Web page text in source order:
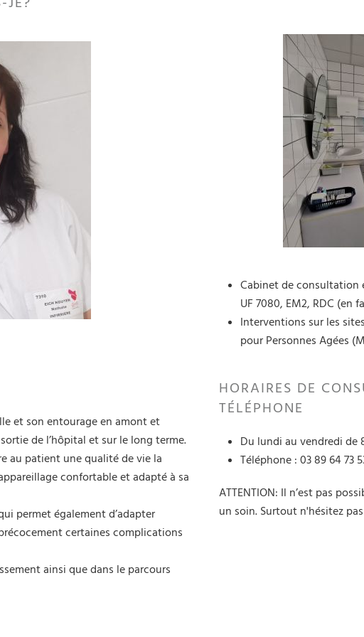
Cabinet de consultation
UF 7080, EM2, RDC (en
Interventions sur les
pour Personnes Agées
et son entourage en amont et
de l’hôpital et sur le long terme.
au patient une qualité de vie la
confortable et adapté à sa
permet également d’adapter
certaines complications
ainsi que dans le parcours
HORAIRES DE
TÉLÉPHONE
Du lundi au vendredi de
Téléphone : 03 89 64 73
ATTENTION: Il n’est pas
un soin. Surtout n'hésitez